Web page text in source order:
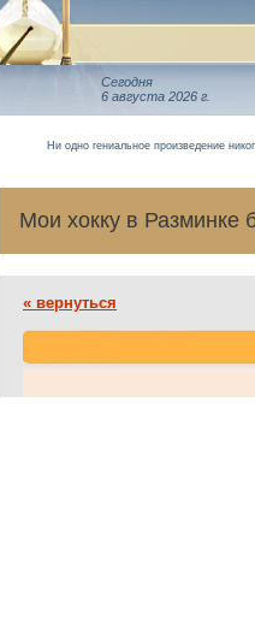
Сегодня
6 августа 2026 г.
Ни одно гениальное произведение
Мои хокку в Разминке
« вернуться